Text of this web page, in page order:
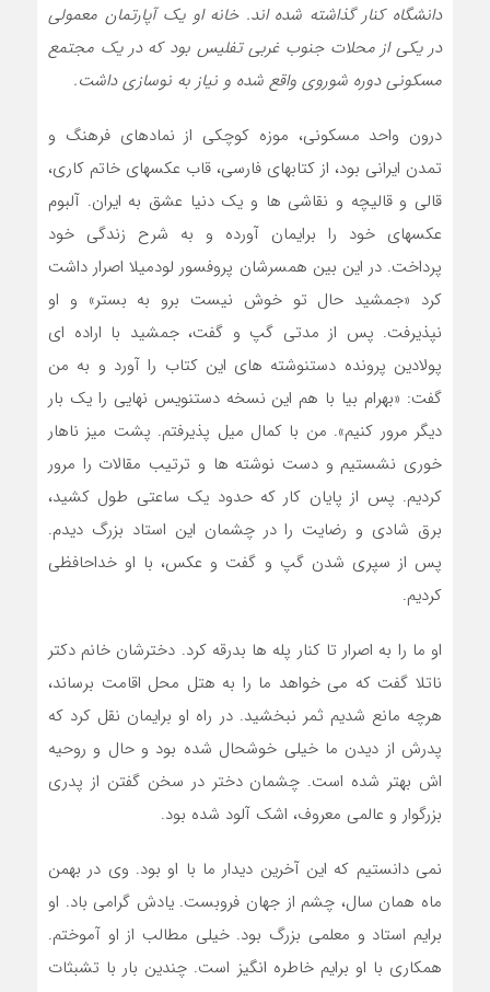
دانشگاه کنار گذاشته شده اند. خانه او یک آپارتمان معمولی
در یکی از محلات جنوب غربی تفلیس بود که در یک مجتمع
مسکونی دوره شوروی واقع شده و نیاز به نوسازی داشت.
درون واحد مسکونی، موزه کوچکی از نمادهای فرهنگ و
تمدن ایرانی بود، از کتابهای فارسی، قاب عکسهای خاتم کاری،
قالی و قالیچه و نقاشی ها و یک دنیا عشق به ایران. آلبوم
عکسهای خود را برایمان آورده و به شرح زندگی خود
پرداخت. در این بین همسرشان پروفسور لودمیلا اصرار داشت
کرد «جمشید حال تو خوش نیست برو به بستر» و او
نپذیرفت. پس از مدتی گپ و گفت، جمشید با اراده ای
پولادین پرونده دستنوشته های این کتاب را آورد و به من
گفت: «بهرام بیا با هم این نسخه دستنویس نهایی را یک بار
دیگر مرور کنیم». من با کمال میل پذیرفتم. پشت میز ناهار
خوری نشستیم و دست نوشته ها و ترتیب مقالات را مرور
کردیم. پس از پایان کار که حدود یک ساعتی طول کشید،
برق شادی و رضایت را در چشمان این استاد بزرگ دیدم.
پس از سپری شدن گپ و گفت و عکس، با او خداحافظی
کردیم.
او ما را به اصرار تا کنار پله ها بدرقه کرد. دخترشان خانم دکتر
ناتلا گفت که می خواهد ما را به هتل محل اقامت برساند،
هرچه مانع شدیم ثمر نبخشید. در راه او برایمان نقل کرد که
پدرش از دیدن ما خیلی خوشحال شده بود و حال و روحیه
اش بهتر شده است. چشمان دختر در سخن گفتن از پدری
بزرگوار و عالمی معروف، اشک آلود شده بود.
نمی دانستیم که این آخرین دیدار ما با او بود. وی در بهمن
ماه همان سال، چشم از جهان فروبست. یادش گرامی باد. او
برایم استاد و معلمی بزرگ بود. خیلی مطالب از او آموختم.
همکاری با او برایم خاطره انگیز است. چندین بار با تشبثات